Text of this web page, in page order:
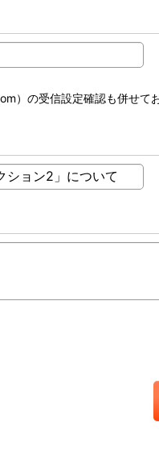
）の受信設定確認も併せて